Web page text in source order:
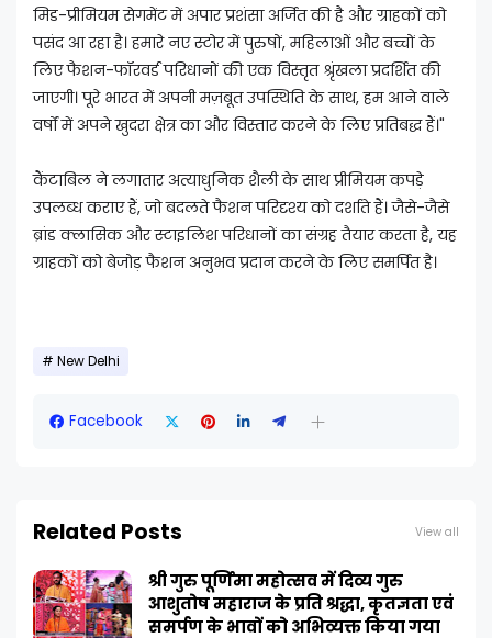
मिड-प्रीमियम सेगमेंट में अपार प्रशंसा अर्जित की है और ग्राहकों को
पसंद आ रहा है। हमारे नए स्टोर में पुरुषों, महिलाओं और बच्चों के
लिए फैशन-फॉरवर्ड परिधानों की एक विस्तृत श्रृंखला प्रदर्शित की
जाएगी। पूरे भारत में अपनी मज़बूत उपस्थिति के साथ, हम आने वाले
वर्षों में अपने खुदरा क्षेत्र का और विस्तार करने के लिए प्रतिबद्ध हैं।"
कैंटाबिल ने लगातार अत्याधुनिक शैली के साथ प्रीमियम कपड़े
उपलब्ध कराए हैं, जो बदलते फैशन परिदृश्य को दर्शाते हैं। जैसे-जैसे
ब्रांड क्लासिक और स्टाइलिश परिधानों का संग्रह तैयार करता है, यह
ग्राहकों को बेजोड़ फैशन अनुभव प्रदान करने के लिए समर्पित है।
New Delhi
Facebook
Related Posts View all
श्री गुरु पूर्णिमा महोत्सव में दिव्य गुरु
आशुतोष महाराज के प्रति श्रद्धा, कृतज्ञता एवं
समर्पण के भावों को अभिव्यक्त किया गया